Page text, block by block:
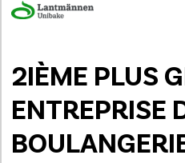
2IÈME PLUS
ENTREPRISE